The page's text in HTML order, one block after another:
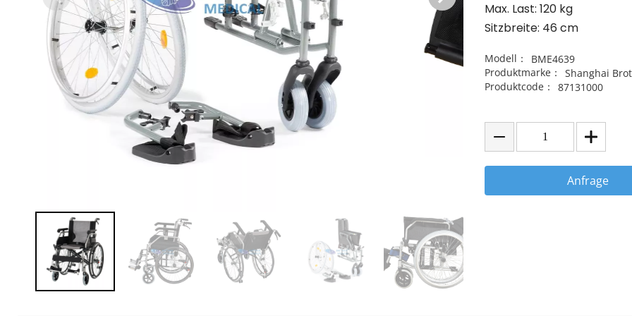
Max. Last: 120 kg
Sitzbreite: 46 cm
Modell：
BME4639
Produktmarke：
Shanghai
Produktcode：
87131000
Anfrage